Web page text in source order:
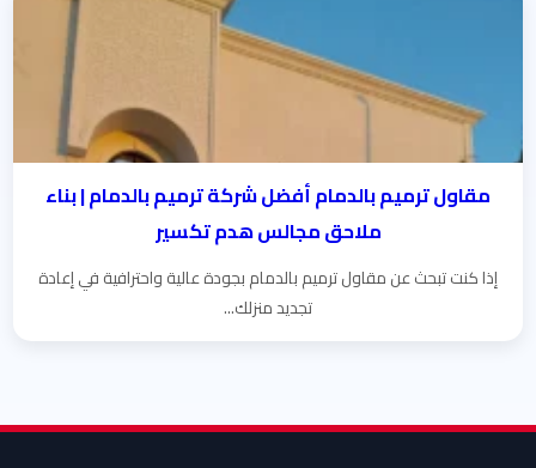
مقاول ترميم بالدمام أفضل شركة ترميم بالدمام | بناء
ملاحق مجالس هدم تكسير
إذا كنت تبحث عن مقاول ترميم بالدمام بجودة عالية واحترافية في إعادة
تجديد منزلك...